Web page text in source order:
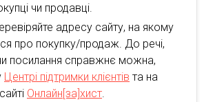
чи продавці.
адресу сайту, на якому
про покупку/продаж. До речі,
посилання справжнє можна,
Центрі підтримки клієнтів та на
Онлайн[за]хист